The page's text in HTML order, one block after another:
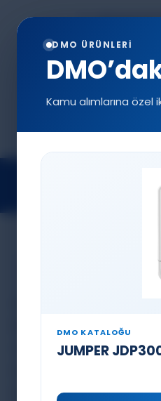
+90 544 577
Cerrahi Aletler (Setler)
El Tipi Ultrasonlar
DMO ÜRÜNLERİ
Kamu alımlarına
DMO KATALOĞU
JUMPER